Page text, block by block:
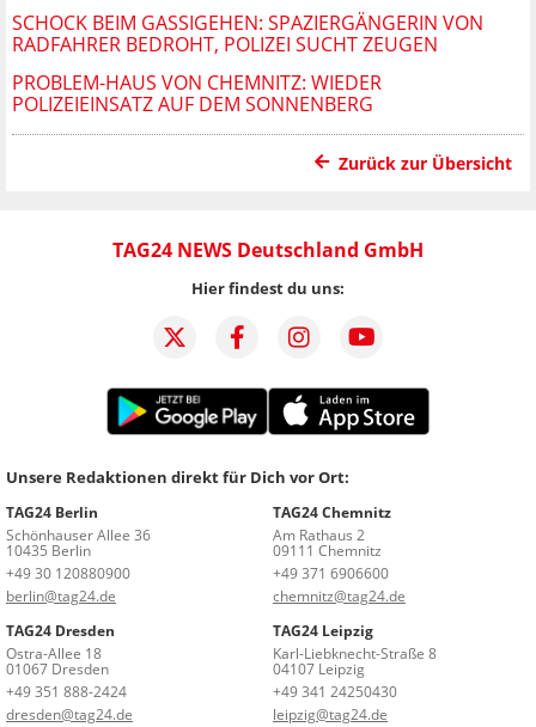
SCHOCK BEIM GASSIGEHEN: SPAZIERGÄNGERIN VON
RADFAHRER BEDROHT, POLIZEI SUCHT ZEUGEN
PROBLEM-HAUS VON CHEMNITZ: WIEDER
POLIZEIEINSATZ AUF DEM SONNENBERG
Zurück zur Übersicht
TAG24 NEWS Deutschland GmbH
Hier findest du uns:
Unsere Redaktionen direkt für Dich vor Ort:
TAG24 Berlin
Schönhauser Allee 36
10435 Berlin
+49 30 120880900
berlin@tag24.de
TAG24 Chemnitz
Am Rathaus 2
09111 Chemnitz
+49 371 6906600
chemnitz@tag24.de
TAG24 Dresden
Ostra-Allee 18
01067 Dresden
+49 351 888-2424
dresden@tag24.de
TAG24 Leipzig
Karl-Liebknecht-Straße 8
04107 Leipzig
+49 341 24250430
leipzig@tag24.de